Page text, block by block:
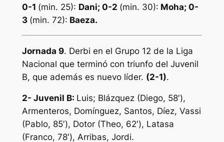
0-1 (min. 25): Dani; 0-2 (min. 30): Moha; 0-
3 (min. 72): Baeza.
Jornada 9. Derbi en el Grupo 12 de la Liga
Nacional que terminó con triunfo del Juvenil
B, que además es nuevo líder. (2-1).
2- Juvenil B: Luis; Blázquez (Diego, 58′),
Armenteros, Domínguez, Santos, Díez, Vassi
(Pablo, 85′), Dotor (Theo, 62′), Latasa
(Franco, 78′), Arribas, Jordi.